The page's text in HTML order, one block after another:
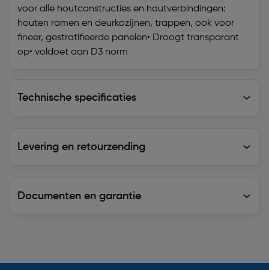
voor alle houtconstructies en houtverbindingen:
houten ramen en deurkozijnen, trappen, ook voor
fineer, gestratifieerde panelen• Droogt transparant
op• voldoet aan D3 norm
Technische specificaties
Levering en retourzending
Documenten en garantie